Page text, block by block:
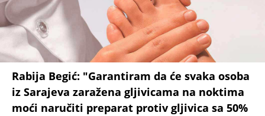
Rabija Begić: "Garantiram da će svaka osoba
iz Sarajeva zaražena gljivicama na noktima
moći naručiti preparat protiv gljivica sa 50%